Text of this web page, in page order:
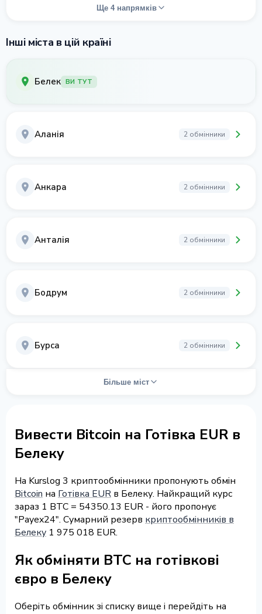
Ще 4 напрямків
Інші міста в цій країні
Белек ВИ ТУТ
Аланія 2 обмінники
Анкара 2 обмінники
Анталія 2 обмінники
Бодрум 2 обмінники
Бурса 2 обмінники
Більше міст
Вивести Bitcoin на Готівка EUR в
Белеку
На Kurslog 3 криптообмінники пропонують обмін
Bitcoin на Готівка EUR в Белеку. Найкращий курс
зараз 1 BTC = 54350.13 EUR - його пропонує
"Payex24". Сумарний резерв криптообмінників в
Белеку 1 975 018 EUR.
Як обміняти BTC на готівкові
євро в Белеку
Оберіть обмінник зі списку вище і перейдіть на